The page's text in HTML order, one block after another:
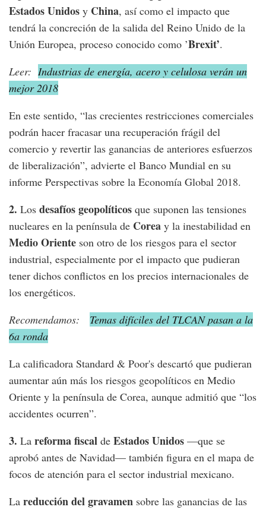
Estados Unidos y China, así como el impacto que
tendrá la concreción de la salida del Reino Unido de la
Unión Europea, proceso conocido como ’Brexit’.
Leer: Industrias de energía, acero y celulosa verán un
mejor 2018
En este sentido, “las crecientes restricciones comerciales
podrán hacer fracasar una recuperación frágil del
comercio y revertir las ganancias de anteriores esfuerzos
de liberalización”, advierte el Banco Mundial en su
informe Perspectivas sobre la Economía Global 2018.
2. Los desafíos geopolíticos que suponen las tensiones
nucleares en la península de Corea y la inestabilidad en
Medio Oriente son otro de los riesgos para el sector
industrial, especialmente por el impacto que pudieran
tener dichos conflictos en los precios internacionales de
los energéticos.
Recomendamos:
Temas difíciles del TLCAN pasan a la
6a ronda
La calificadora Standard & Poor's descartó que pudieran
aumentar aún más los riesgos geopolíticos en Medio
Oriente y la península de Corea, aunque admitió que “los
accidentes ocurren”.
3. La reforma fiscal de Estados Unidos —que se
aprobó antes de Navidad— también figura en el mapa de
focos de atención para el sector industrial mexicano.
La reducción del gravamen sobre las ganancias de las